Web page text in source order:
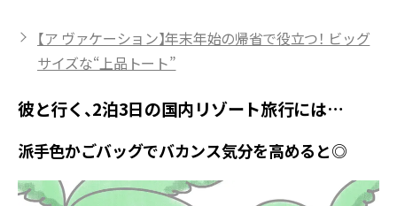
【ア ヴァケーション】年末年始の帰省で役立つ！ ビッグ
サイズな“上品トート”
彼と行く、2泊3日の国内リゾート旅行には…
派手色かごバッグでバカンス気分を高めると◎